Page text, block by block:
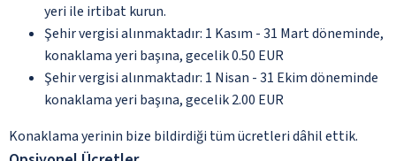
yeri ile irtibat kurun.
Şehir vergisi alınmaktadır: 1 Kasım - 31 Mart döneminde,
konaklama yeri başına, gecelik 0.50 EUR
Şehir vergisi alınmaktadır: 1 Nisan - 31 Ekim döneminde
konaklama yeri başına, gecelik 2.00 EUR
Konaklama yerinin bize bildirdiği tüm ücretleri dâhil ettik.